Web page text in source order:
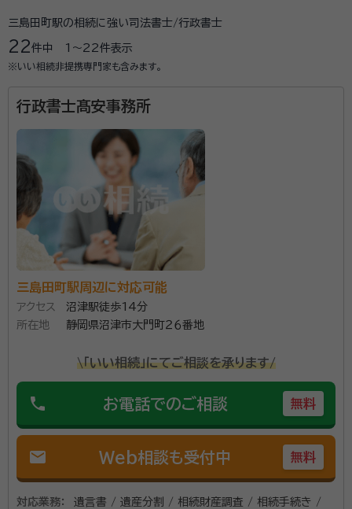
伊豆長岡駅 田京駅 大仁駅 牧之郷駅
三島田町駅の相続に強い司法書士/行政書士
22件中 1〜22件表示
※いい相続非提携専門家も含みます。
行政書士髙安事務所
三島田町駅周辺に対応可能
アクセス
沼津駅徒歩14分
所在地
静岡県沼津市大門町２６番地
\「いい相続」にてご相談を承ります/
phone お電話でのご相談 無料
mail Web相談も受付中 無料
対応業務：
遺言書 / 遺産分割 / 相続財産調査 / 相続手続き /